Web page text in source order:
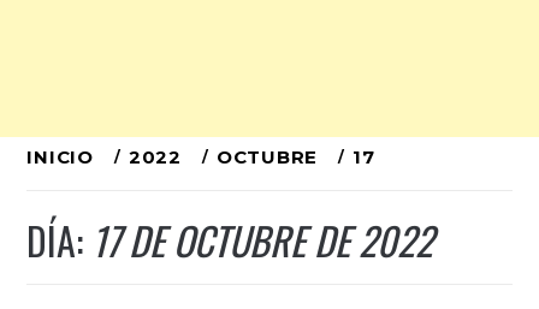
Ir
contenido
INICIO 2022 OCTUBRE 17
DÍA: 17 DE OCTUBRE DE 2022